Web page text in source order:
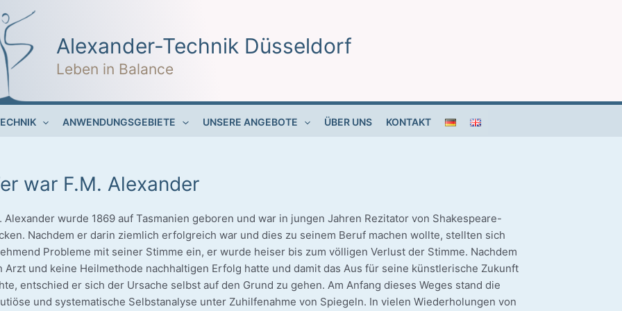
Alexander-Technik Düsseldorf
Leben in Balance
ANWENDUNGSGEBIETE UNSERE ANGEBOTE ÜBER UNS KONTAKT
war F.M. Alexander
Alex­an­der wur­de 1869 auf Tas­ma­ni­en gebo­ren und war in jun­gen Jah­ren Rezi­ta­tor von Shakespeare-
Nach­dem er dar­in ziem­lich erfolg­reich war und dies zu sei­nem Beruf machen woll­te, stell­ten sich
Pro­ble­me mit sei­ner Stim­me ein, er wur­de hei­ser bis zum völ­li­gen Ver­lust der Stim­me. Nach­dem
Arzt und kei­ne Heil­me­tho­de nach­hal­ti­gen Erfolg hat­te und damit das Aus für sei­ne künst­le­ri­sche Zukunft
ent­schied er sich der Ursa­che selbst auf den Grund zu gehen. Am Anfang die­ses Weges stand die
und sys­te­ma­ti­sche Selbst­ana­ly­se unter Zuhil­fe­nah­me von Spie­geln. In vie­len Wie­der­ho­lun­gen von